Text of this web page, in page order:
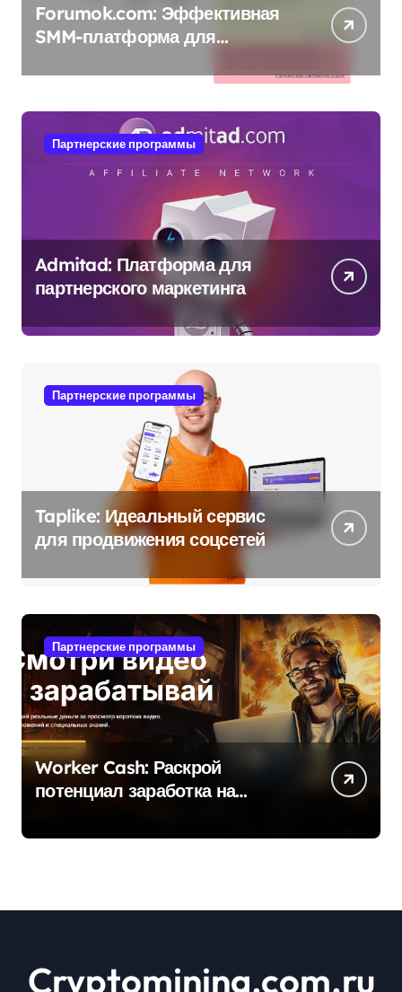
Forumok.com: Эффективная
SMM-платформа для
сетях
Партнерские программы
Admitad: Платформа для
партнерского маркетинга
Партнерские программы
Taplike: Идеальный сервис
для продвижения соцсетей
Партнерские программы
Worker Cash: Раскрой
потенциал заработка на
Cryptomining.com.ru